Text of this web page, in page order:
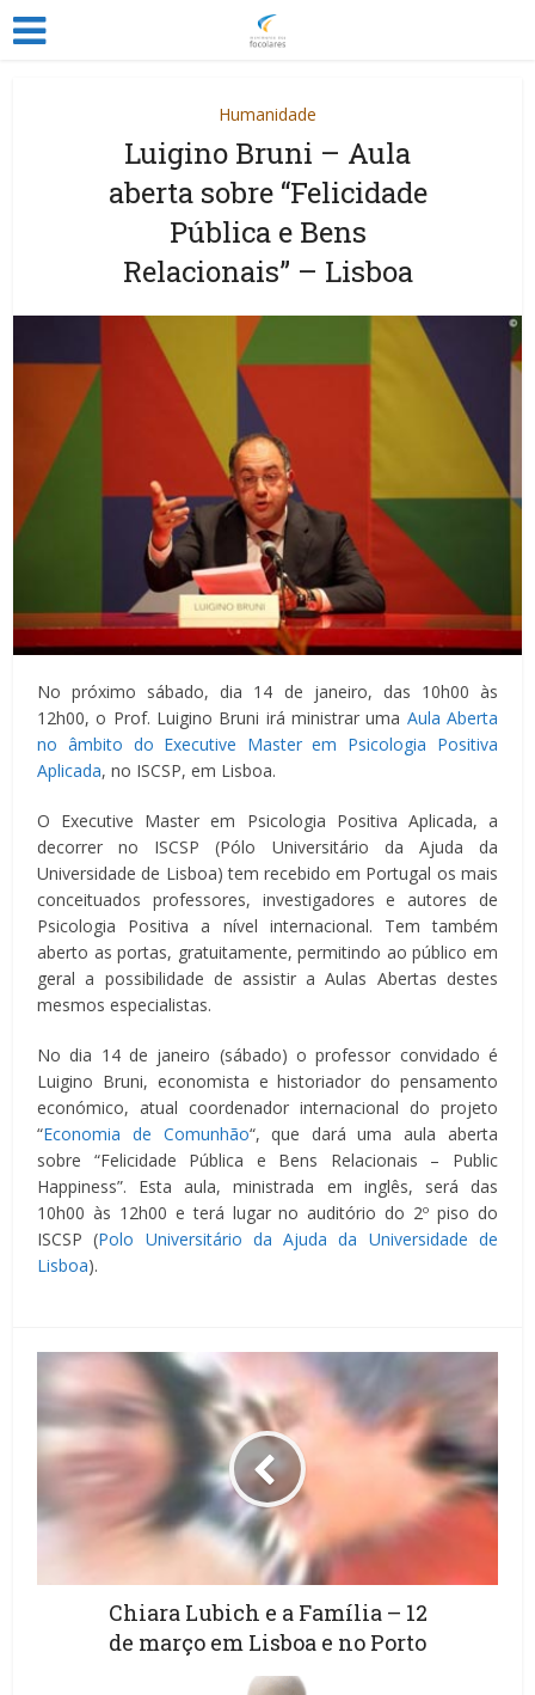
Humanidade
Luigino Bruni – Aula
aberta sobre “Felicidade
Pública e Bens
Relacionais” – Lisboa
No próximo sábado, dia 14 de janeiro, das 10h00 às
12h00, o Prof. Luigino Bruni irá ministrar uma Aula Aberta
no âmbito do Executive Master em Psicologia Positiva
Aplicada, no ISCSP, em Lisboa.
O Executive Master em Psicologia Positiva Aplicada, a
decorrer no ISCSP (Pólo Universitário da Ajuda da
Universidade de Lisboa) tem recebido em Portugal os mais
conceituados professores, investigadores e autores de
Psicologia Positiva a nível internacional. Tem também
aberto as portas, gratuitamente, permitindo ao público em
geral a possibilidade de assistir a Aulas Abertas destes
mesmos especialistas.
No dia 14 de janeiro (sábado) o professor convidado é
Luigino Bruni, economista e historiador do pensamento
económico, atual coordenador internacional do projeto
“Economia de Comunhão“, que dará uma aula aberta
sobre “Felicidade Pública e Bens Relacionais – Public
Happiness”. Esta aula, ministrada em inglês, será das
10h00 às 12h00 e terá lugar no auditório do 2º piso do
ISCSP (Polo Universitário da Ajuda da Universidade de
Lisboa).
Chiara Lubich e a Família – 12
de março em Lisboa e no Porto